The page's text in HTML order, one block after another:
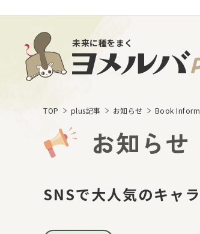
未来に種をまく
TOP plus記事 お知らせ Book
お知らせ
SNSで大人気のキャ